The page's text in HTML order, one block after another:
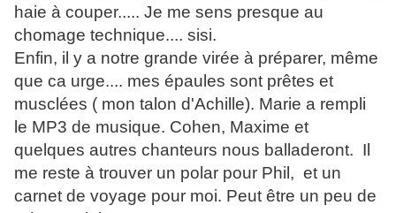
haie à couper..... Je me sens presque au
chomage technique.... sisi.
Enfin, il y a notre grande virée à préparer, même
que ca urge.... mes épaules sont prêtes et
musclées ( mon talon d'Achille). Marie a rempli
le MP3 de musique. Cohen, Maxime et
quelques autres chanteurs nous balladeront. Il
me reste à trouver un polar pour Phil, et un
carnet de voyage pour moi. Peut être un peu de